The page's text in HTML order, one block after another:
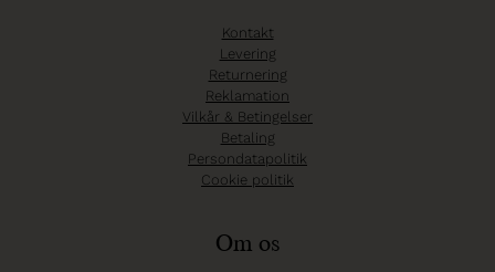
Kontakt
Levering
Returnering
Reklamation
Vilkår & Betingelser
Betaling
Persondatapolitik
Cookie politik
Om os